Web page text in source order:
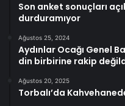
Son anket sonuçları
durduramıyor
Ağustos 25, 2024
Aydınlar Ocağı Genel
din birbirine rakip
Ağustos 20, 2025
Torbalı’da